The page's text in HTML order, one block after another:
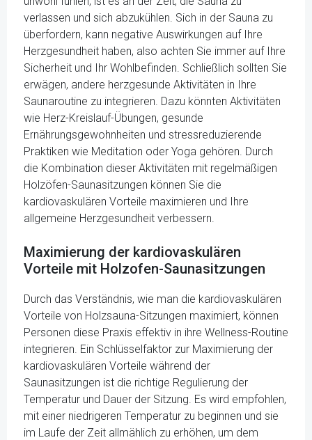
verlassen und sich abzukühlen. Sich in der Sauna zu
überfordern, kann negative Auswirkungen auf Ihre
Herzgesundheit haben, also achten Sie immer auf Ihre
Sicherheit und Ihr Wohlbefinden. Schließlich sollten Sie
erwägen, andere herzgesunde Aktivitäten in Ihre
Saunaroutine zu integrieren. Dazu könnten Aktivitäten
wie Herz-Kreislauf-Übungen, gesunde
Ernährungsgewohnheiten und stressreduzierende
Praktiken wie Meditation oder Yoga gehören. Durch
die Kombination dieser Aktivitäten mit regelmäßigen
Holzöfen-Saunasitzungen können Sie die
kardiovaskulären Vorteile maximieren und Ihre
allgemeine Herzgesundheit verbessern.
Maximierung der kardiovaskulären
Vorteile mit Holzofen-Saunasitzungen
Durch das Verständnis, wie man die kardiovaskulären
Vorteile von Holzsauna-Sitzungen maximiert, können
Personen diese Praxis effektiv in ihre Wellness-Routine
integrieren. Ein Schlüsselfaktor zur Maximierung der
kardiovaskulären Vorteile während der
Saunasitzungen ist die richtige Regulierung der
Temperatur und Dauer der Sitzung. Es wird empfohlen,
mit einer niedrigeren Temperatur zu beginnen und sie
im Laufe der Zeit allmählich zu erhöhen, um dem